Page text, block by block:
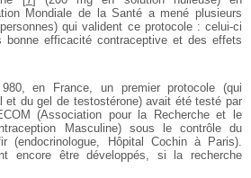
Mondiale de la Santé a mené plusieurs
qui valident ce protocole : celui-ci
efficacité contraceptive et des effets
en France, un premier protocole (qui
et du gel de testostérone) avait été testé par
(Association pour la Recherche et le
Masculine) sous le contrôle du
(endocrinologue, Hôpital Cochin à Paris).
encore être développés, si la recherche